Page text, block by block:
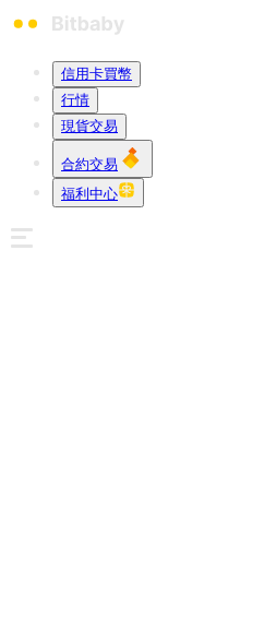
信用卡買幣
行情
現貨交易
合約交易
福利中心